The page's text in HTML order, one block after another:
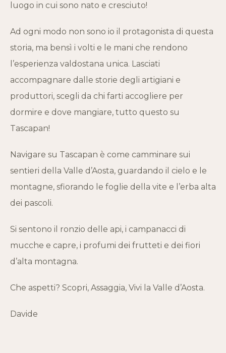
luogo in cui sono nato e cresciuto!
Ad ogni modo non sono io il protagonista di questa
storia, ma bensì i volti e le mani che rendono
l’esperienza valdostana unica. Lasciati
accompagnare dalle storie degli artigiani e
produttori, scegli da chi farti accogliere per
dormire e dove mangiare, tutto questo su
Tascapan!
Navigare su Tascapan è come camminare sui
sentieri della Valle d’Aosta, guardando il cielo e le
montagne, sfiorando le foglie della vite e l’erba alta
dei pascoli.
Si sentono il ronzio delle api, i campanacci di
mucche e capre, i profumi dei frutteti e dei fiori
d’alta montagna.
Che aspetti? Scopri, Assaggia, Vivi la Valle d’Aosta.
Davide